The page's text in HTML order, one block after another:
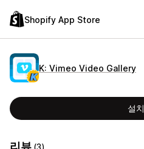
Shopify App Store
K: Vimeo Video Gallery
설치
리뷰 (3)